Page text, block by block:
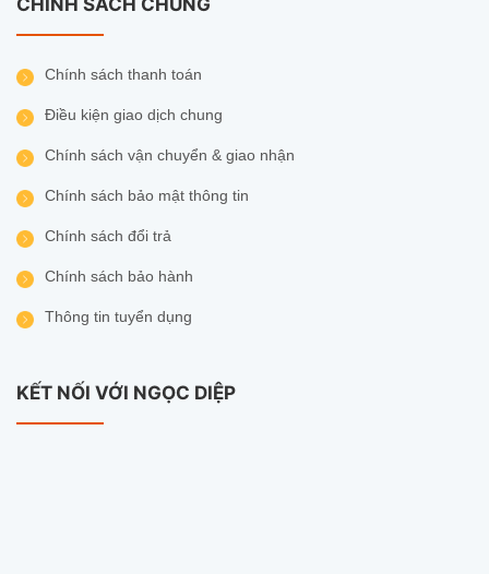
Chính sách thanh toán
Điều kiện giao dịch chung
Chính sách vận chuyển & giao nhận
Chính sách bảo mật thông tin
Chính sách đổi trả
Chính sách bảo hành
Thông tin tuyển dụng
KẾT NỐI VỚI NGỌC DIỆP